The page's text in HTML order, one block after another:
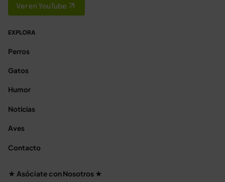
Ver en YouTube
EXPLORA
Perros
Gatos
Humor
Noticias
Aves
Contacto
★ Asóciate con Nosotros ★